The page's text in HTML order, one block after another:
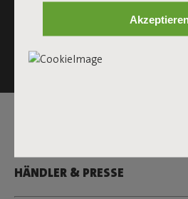
Diese Website ist durch reCAPTCHA geschützt und es
und
Nutzungsbedingungenvon Google.
HÄNDLER & PRESSE